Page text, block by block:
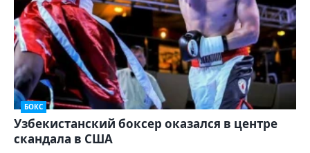
БОКС
Узбекистанский боксер оказался в центре
скандала в США